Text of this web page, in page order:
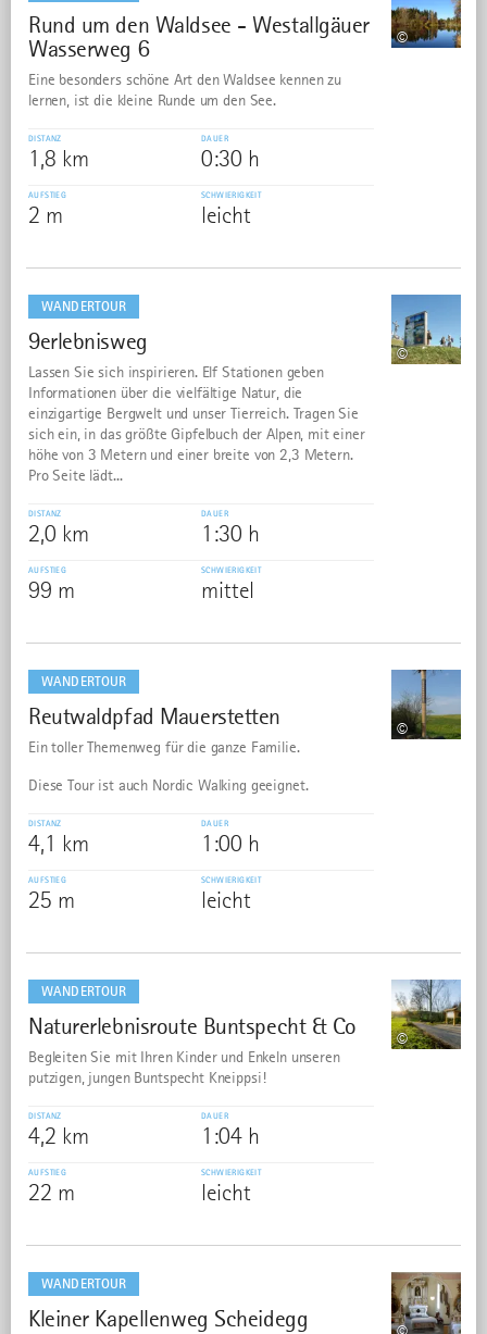
34
Rund um den Waldsee - Westallgäuer
Wasserweg 6
©
Eine besonders schöne Art den Waldsee kennen zu
lernen, ist die kleine Runde um den See.
DISTANZ
1,8 km
DAUER
0:30 h
AUFSTIEG
2 m
SCHWIERIGKEIT
leicht
WANDERTOUR
35
9erlebnisweg
©
Lassen Sie sich inspirieren. Elf Stationen geben
Informationen über die vielfältige Natur, die
einzigartige Bergwelt und unser Tierreich. Tragen Sie
sich ein, in das größte Gipfelbuch der Alpen, mit einer
höhe von 3 Metern und einer breite von 2,3 Metern.
Pro Seite lädt...
DISTANZ
2,0 km
DAUER
1:30 h
AUFSTIEG
99 m
SCHWIERIGKEIT
mittel
dazu
WANDERTOUR
36
Reutwaldpfad Mauerstetten
©
Ein toller Themenweg für die ganze Familie.
Diese Tour ist auch Nordic Walking geeignet.
DISTANZ
4,1 km
DAUER
1:00 h
AUFSTIEG
25 m
SCHWIERIGKEIT
leicht
dazu
WANDERTOUR
37
Naturerlebnisroute Buntspecht & Co
©
Begleiten Sie mit Ihren Kinder und Enkeln unseren
putzigen, jungen Buntspecht Kneippsi!
DISTANZ
4,2 km
DAUER
1:04 h
AUFSTIEG
22 m
SCHWIERIGKEIT
leicht
dazu
WANDERTOUR
38
Kleiner Kapellenweg Scheidegg
dazu